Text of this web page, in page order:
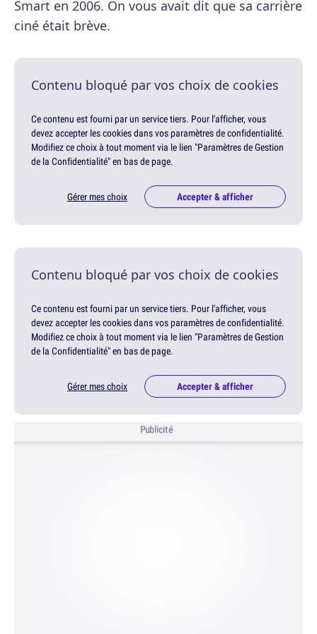
Smart en 2006. On vous avait dit que sa carrière
ciné était brève.
Contenu bloqué par vos choix de cookies
Ce contenu est fourni par un service tiers. Pour l'afficher, vous
devez accepter les cookies dans vos paramètres de confidentialité.
Modifiez ce choix à tout moment via le lien "Paramètres de Gestion
de la Confidentialité" en bas de page.
Gérer mes choix Accepter & afficher
Contenu bloqué par vos choix de cookies
Ce contenu est fourni par un service tiers. Pour l'afficher, vous
devez accepter les cookies dans vos paramètres de confidentialité.
Modifiez ce choix à tout moment via le lien "Paramètres de Gestion
de la Confidentialité" en bas de page.
Gérer mes choix Accepter & afficher
Publicité